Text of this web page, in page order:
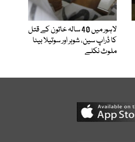
لاہور میں 40 سالہ خاتون کے قتل
کا ڈراپ سین، شوہر اور سوتیلا بیٹا
ملوث نکلے